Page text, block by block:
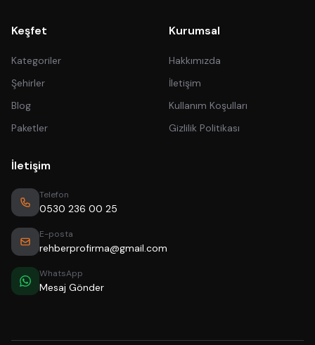
Keşfet
Kategoriler
Şehirler
Blog
Paketler
Kurumsal
Hakkımızda
İletişim
Kullanım Koşulları
Gizlilik Politikası
İletişim
Telefon
0530 236 00 25
E-posta
rehberprofirma@gmail.com
WhatsApp
Mesaj Gönder